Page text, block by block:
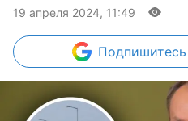
19 апреля 2024, 11:49
Подпишитесь